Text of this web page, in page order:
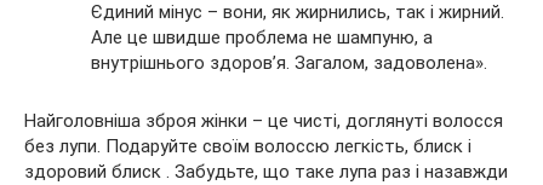
Єдиний мінус – вони, як жирнились, так і жирний.
Але це швидше проблема не шампуню, а
внутрішнього здоров’я. Загалом, задоволена».
Найголовніша зброя жінки – це чисті, доглянуті волосся
без лупи. Подаруйте своїм волоссю легкість, блиск і
здоровий блиск . Забудьте, що таке лупа раз і назавжди